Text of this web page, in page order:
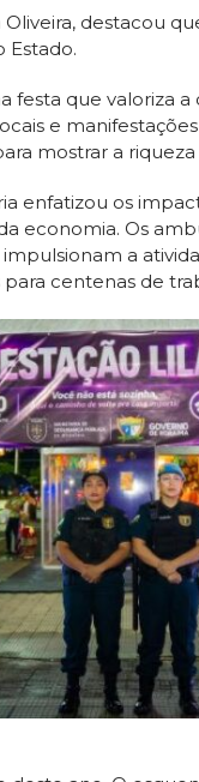
destacou
Estado.
festa que valoriza
e
mostrar a
enfatizou os
economia. Os
a
centenas de